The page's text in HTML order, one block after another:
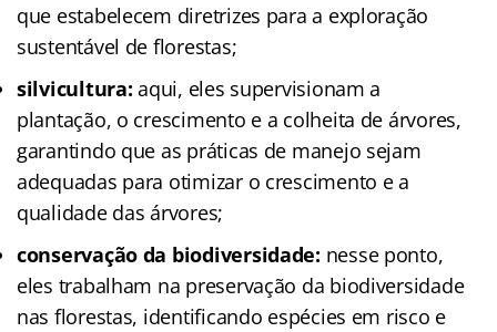
que estabelecem diretrizes para a exploração
sustentável de florestas;
silvicultura: aqui, eles supervisionam a
plantação, o crescimento e a colheita de árvores,
garantindo que as práticas de manejo sejam
adequadas para otimizar o crescimento e a
qualidade das árvores;
conservação da biodiversidade: nesse ponto,
eles trabalham na preservação da biodiversidade
nas florestas, identificando espécies em risco e